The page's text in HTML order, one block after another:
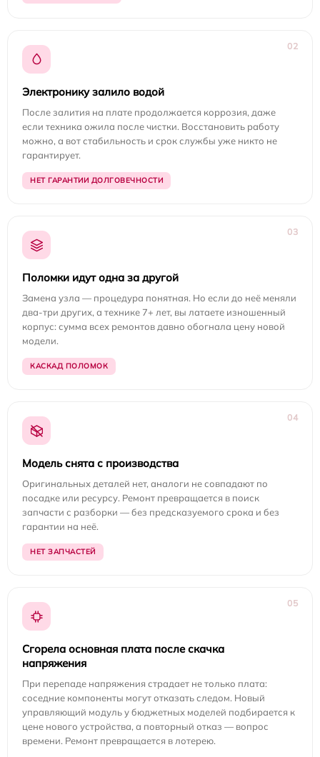
02
Электронику залило водой
После залития на плате продолжается коррозия, даже
если техника ожила после чистки. Восстановить работу
можно, а вот стабильность и срок службы уже никто не
гарантирует.
НЕТ ГАРАНТИИ ДОЛГОВЕЧНОСТИ
03
Поломки идут одна за другой
Замена узла — процедура понятная. Но если до неё меняли
два-три других, а технике 7+ лет, вы латаете изношенный
корпус: сумма всех ремонтов давно обогнала цену новой
модели.
КАСКАД ПОЛОМОК
04
Модель снята с производства
Оригинальных деталей нет, аналоги не совпадают по
посадке или ресурсу. Ремонт превращается в поиск
запчасти с разборки — без предсказуемого срока и без
гарантии на неё.
НЕТ ЗАПЧАСТЕЙ
05
Сгорела основная плата после скачка
напряжения
При перепаде напряжения страдает не только плата:
соседние компоненты могут отказать следом. Новый
управляющий модуль у бюджетных моделей подбирается к
цене нового устройства, а повторный отказ — вопрос
времени. Ремонт превращается в лотерею.